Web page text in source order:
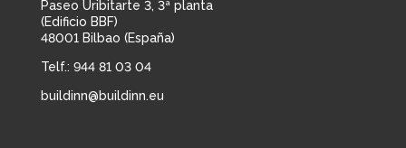
Paseo Uribitarte 3, 3ª planta
(Edificio BBF)
48001 Bilbao (España)
Telf.: 944 81 03 04
buildinn@buildinn.eu